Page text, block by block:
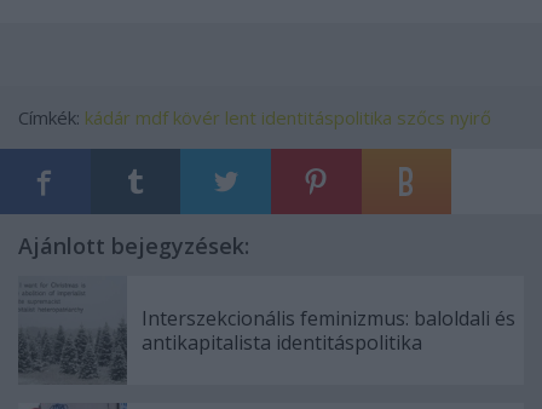
Címkék: kádár mdf kövér lent identitáspolitika szőcs nyirő
Ajánlott bejegyzések:
Interszekcionális feminizmus: baloldali és
antikapitalista identitáspolitika